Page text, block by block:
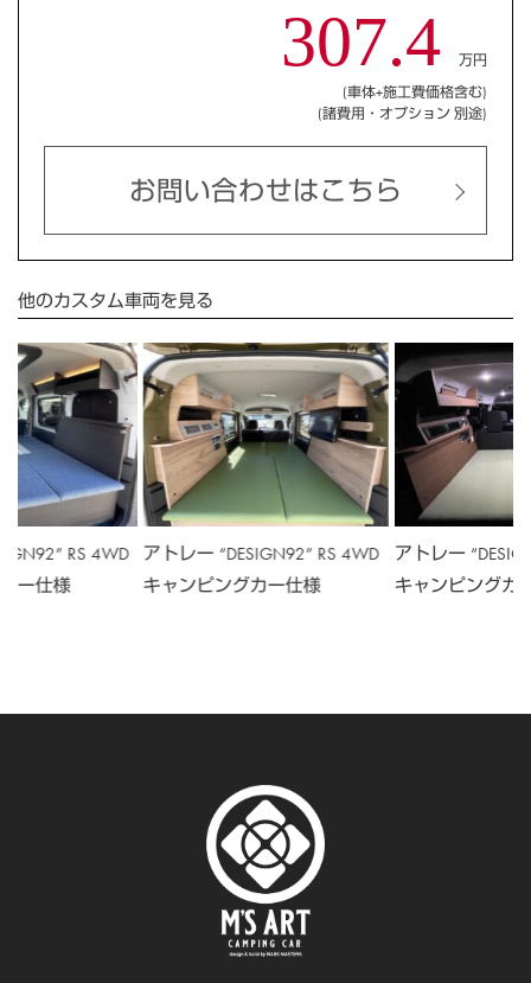
307.4万円
(車体+施工費価格含む)
(諸費用・オプション 別途)
お問い合わせはこちら
他のカスタム車両を見る
RS 4WD
ー仕様
アトレー “DESIGN92” RS 4WD
キャンピングカー仕様
アトレー
キャンピングカ